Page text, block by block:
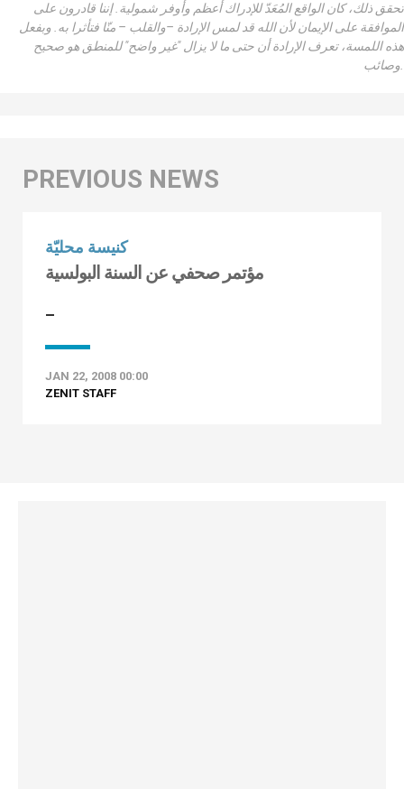
تحقق ذلك، كان الواقع المُعَدّ للإدراك أعظم وأوفر شمولية. إننا قادرون على
الموافقة على الإيمان لأن الله قد لمس الإرادة –والقلب – منّا فتأثرا به. وبفعل
هذه اللمسة، تعرف الإرادة أن حتى ما لا يزال "غير واضح" للمنطق هو صحيح
كنيسة محليّة
مؤتمر صحفي عن السنة البولسية
–
JAN 22, 2008 00:00
ZENIT STAFF